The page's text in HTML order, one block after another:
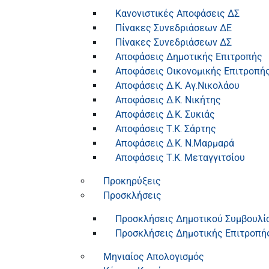
Κανονιστικές Αποφάσεις ΔΣ
Πίνακες Συνεδριάσεων ΔΕ
Πίνακες Συνεδριάσεων ΔΣ
Αποφάσεις Δημοτικής Επιτροπής
Αποφάσεις Οικονομικής
Αποφάσεις Δ.Κ. Αγ.Νικολάου
Αποφάσεις Δ.Κ. Νικήτης
Αποφάσεις Δ.Κ. Συκιάς
Αποφάσεις Τ.Κ. Σάρτης
Αποφάσεις Δ.Κ. Ν.Μαρμαρά
Αποφάσεις Τ.Κ. Μεταγγιτσίου
Προκηρύξεις
Προσκλήσεις
Προσκλήσεις Δημοτικού
Προσκλήσεις Δημοτικής
Μηνιαίος Απολογισμός